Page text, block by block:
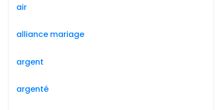
air
alliance mariage
argent
argenté